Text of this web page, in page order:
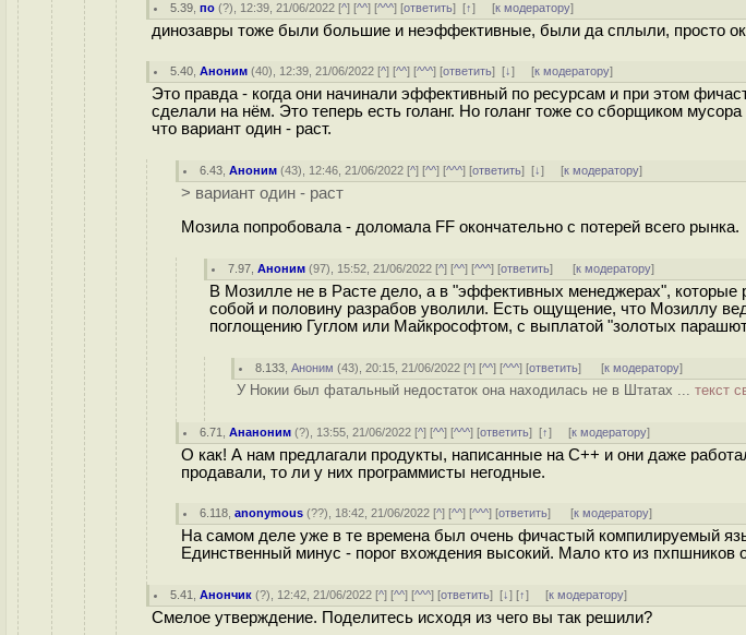
5.39 ,по (?), 12:39, 21/06/2022 [^] [^^] [^^^] [ответить][↑] [к модератору]
динозавры тоже были большие и неэффективные, были да сплыли, просто
5.40 ,Аноним (40), 12:39, 21/06/2022 [^] [^^] [^^^] [ответить][↓] [к модератору]
Это правда - когда они начинали эффективный по ресурсам и при этом
сделали на нём. Это теперь есть голанг. Но голанг тоже со сборщиком
что вариант один - раст.
6.43 ,Аноним (43), 12:46, 21/06/2022 [^] [^^] [^^^] [ответить][↓] [к модератору]
> вариант один - раст
Мозила попробовала - доломала FF окончательно с потерей всего рынка.
7.97 ,Аноним (97), 15:52, 21/06/2022 [^] [^^] [^^^] [ответить] [к модератору]
В Мозилле не в Расте дело, а в "эффективных менеджерах",
собой и половину разрабов уволили. Есть ощущение, что Мозиллу
поглощению Гуглом или Майкрософтом, с выплатой "золотых
8.133 ,Аноним (43), 20:15, 21/06/2022 [^] [^^] [^^^] [ответить] [к модератору]
У Нокии был фатальный недостаток она находилась не в Штатах ... текст
6.71 ,Ананоним (?), 13:55, 21/06/2022 [^] [^^] [^^^] [ответить][↑] [к модератору]
О как! А нам предлагали продукты, написанные на С++ и они даже
продавали, то ли у них программисты негодные.
6.118 ,anonymous (??), 18:42, 21/06/2022 [^] [^^] [^^^] [ответить] [к модератору]
На самом деле уже в те времена был очень фичастый компилируемый
Единственный минус - порог вхождения высокий. Мало кто из пхпшников
5.41 ,Анончик (?), 12:42, 21/06/2022 [^] [^^] [^^^] [ответить][↓] [↑] [к модератору]
Смелое утверждение. Поделитесь исходя из чего вы так решили?